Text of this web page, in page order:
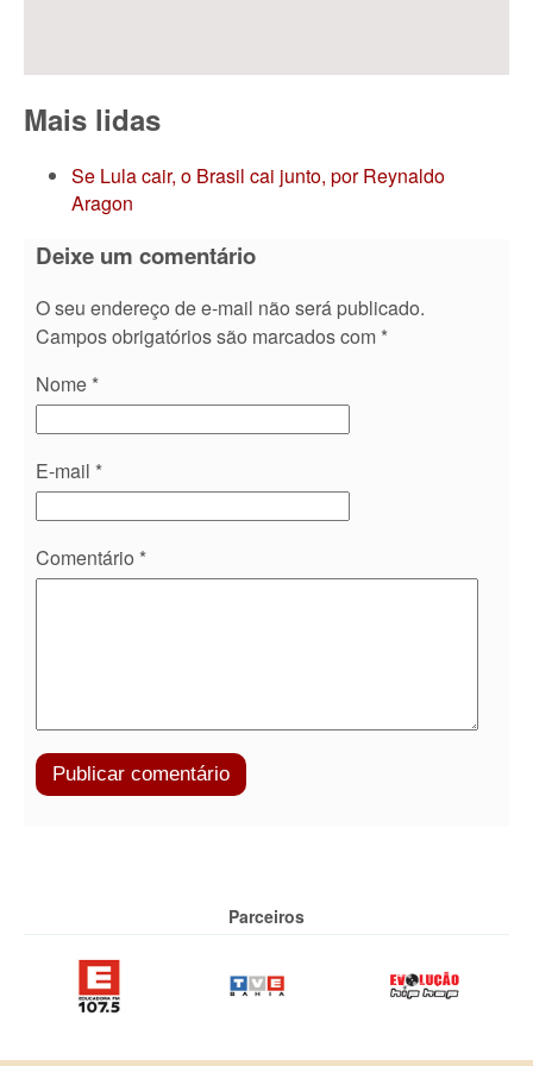
Mais lidas
Se Lula cair, o Brasil cai junto, por Reynaldo
Aragon
Deixe um comentário
O seu endereço de e-mail não será publicado.
Campos obrigatórios são marcados com *
Nome *
E-mail *
Comentário *
Parceiros